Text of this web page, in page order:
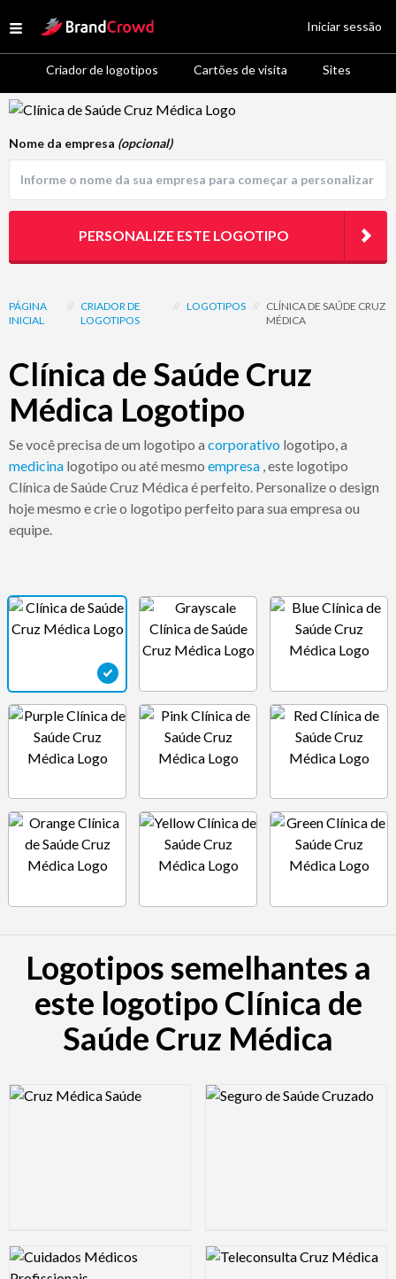
Open menu
Site Logo
Criador de logotipos Cartões de visita Sites
Iniciar sessão
Logo Template Preview
PÁGINA
INICIAL
// CRIADOR DE
LOGOTIPOS
// LOGOTIPOS // CLÍNICA DE SAÚDE CRUZ
MÉDICA
Clínica de Saúde Cruz
Médica Logotipo
Se você precisa de um logotipo a corporativo logotipo, a
medicina logotipo ou até mesmo empresa , este logotipo
Clínica de Saúde Cruz Médica é perfeito. Personalize o design
hoje mesmo e crie o logotipo perfeito para sua empresa ou
equipe.
Nome da empresa (opcional)
PERSONALIZE ESTE LOGOTIPO
Logotipos semelhantes a
este logotipo Clínica de
Saúde Cruz Médica
Logo Preview Image Logo Preview Image
Logo Preview Image Logo Preview Image